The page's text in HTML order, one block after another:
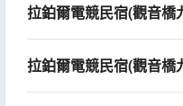
拉鉑爾電競民宿(觀音橋
拉鉑爾電競民宿(觀音橋